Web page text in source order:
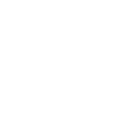
优监控wifi联网设备 安